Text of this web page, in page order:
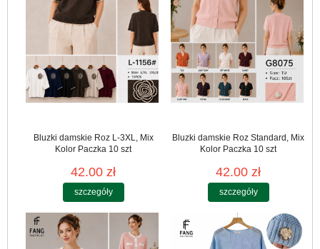
Bluzki damskie Roz L-3XL, Mix
Kolor Paczka 10 szt
42.00 zł
szczegóły
Bluzki damskie Roz Standard, Mix
Kolor Paczka 10 szt
42.00 zł
szczegóły